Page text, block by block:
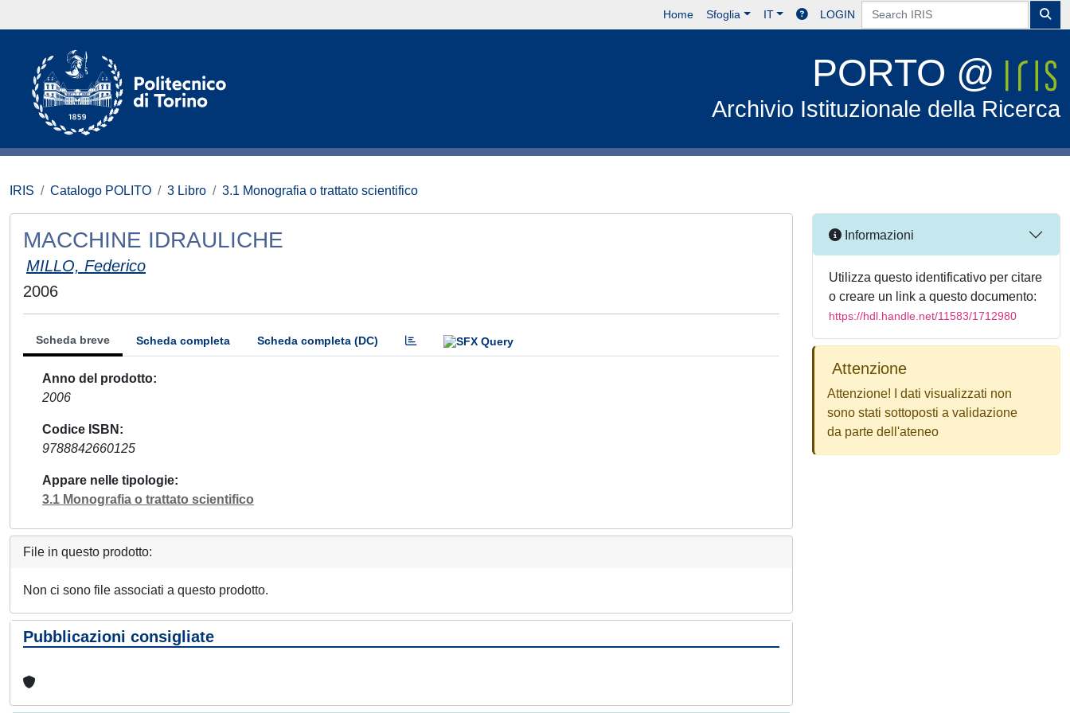
Home Sfoglia IT LOGIN
PORTO @
Archivio Istituzionale della Ricerca
IRIS Catalogo POLITO 3 Libro 3.1 Monografia o trattato scientifico
MACCHINE IDRAULICHE
MILLO, Federico
2006
Scheda breve Scheda completa Scheda completa (DC)
Anno del prodotto
2006
Codice ISBN
9788842660125
Appare nelle tipologie
3.1 Monografia o trattato scientifico
File in questo prodotto:
Non ci sono file associati a questo prodotto.
Pubblicazioni consigliate
Informazioni
Utilizza questo identificativo per citare
o creare un link a questo documento:
https://hdl.handle.net/11583/1712980
Attenzione
Attenzione! I dati visualizzati non
sono stati sottoposti a validazione
da parte dell'ateneo